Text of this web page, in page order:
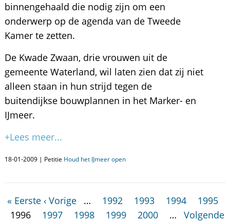
binnengehaald die nodig zijn om een
onderwerp op de agenda van de Tweede
Kamer te zetten.
De Kwade Zwaan, drie vrouwen uit de
gemeente Waterland, wil laten zien dat zij niet
alleen staan in hun strijd tegen de
buitendijkse bouwplannen in het Marker- en
IJmeer.
+Lees meer...
18-01-2009 | Petitie Houd het IJmeer open
« Eerste ‹ Vorige … 1992 1993 1994
1995
1996
1997 1998 1999 2000 …
Volgende